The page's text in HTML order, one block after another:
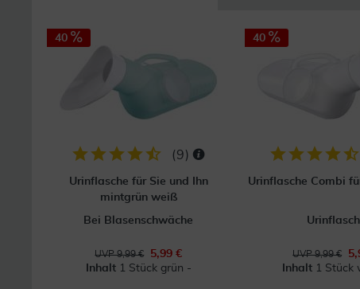
40
(9)
Urinflasche für Sie und Ihn
mintgrün weiß
Bei Blasenschwäche
UVP 9,99 €
5,99 €
Inhalt 1 Stück grün -
40
Urinflasche Combi
UVP 9,99 €
Inhalt 1 Stück